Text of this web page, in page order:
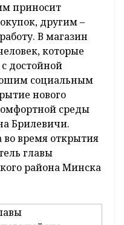
приносит
другим –
В магазин
которые
достойной
социальным
нового
среды
Брилевичи.
время открытия
главы
района Минска